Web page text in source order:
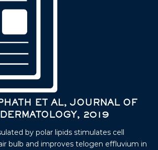
ET AL, JOURNAL OF
2019
by polar lipids stimulates cell
bulb and improves telogen effluvium in